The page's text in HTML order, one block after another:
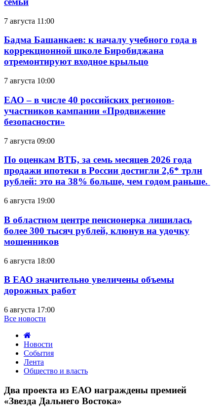
7 августа 11:00
Бадма Башанкаев: к началу учебного года в
коррекционной школе Биробиджана
отремонтируют входное крыльцо
7 августа 10:00
ЕАО – в числе 40 российских регионов-
участников кампании «Продвижение
безопасности»
7 августа 09:00
По оценкам ВТБ, за семь месяцев 2026 года
продажи ипотеки в России достигли 2,6* трлн
рублей: это на 38% больше, чем годом раньше.
6 августа 19:00
В областном центре пенсионерка лишилась
более 300 тысяч рублей, клюнув на удочку
мошенников
6 августа 18:00
В ЕАО значительно увеличены объемы
дорожных работ
6 августа 17:00
Все новости
Новости
События
Лента
Общество и власть
проекта
из
ЕАО
Два проекта из ЕАО награждены премией
«Звезда Дальнего Востока»